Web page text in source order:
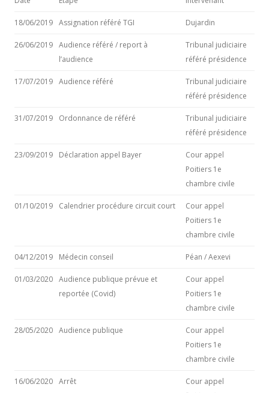
18/06/2019 Assignation référé TGI Dujardin
26/06/2019 Audience référé / report à
l’audience
Tribunal judiciaire
référé présidence
17/07/2019 Audience référé
Tribunal judiciaire
référé présidence
31/07/2019 Ordonnance de référé
Tribunal judiciaire
référé présidence
23/09/2019 Déclaration appel Bayer
Cour appel
Poitiers 1e
chambre civile
01/10/2019 Calendrier procédure circuit court
Cour appel
Poitiers 1e
chambre civile
04/12/2019 Médecin conseil Péan / Aexevi
01/03/2020 Audience publique prévue et
reportée (Covid)
Cour appel
Poitiers 1e
chambre civile
28/05/2020 Audience publique
Cour appel
Poitiers 1e
chambre civile
16/06/2020 Arrêt
Cour appel